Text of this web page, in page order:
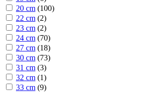
20 cm (100)
22 cm (2)
23 cm (2)
24 cm (70)
27 cm (18)
30 cm (73)
31 cm (3)
32 cm (1)
33 cm (9)